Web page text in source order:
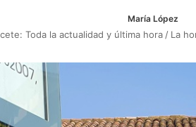
María López
Toda la actualidad y última hora / La